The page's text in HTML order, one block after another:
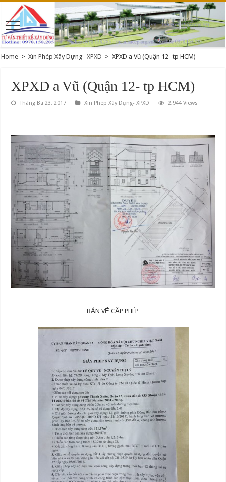
Home > Xin Phép Xây Dựng- XPXD > XPXD a Vũ (Quận 12- tp HCM)
XPXD a Vũ (Quận 12- tp HCM)
Tháng Ba 23, 2017 Xin Phép Xây Dựng- XPXD 2,944 Views
BẢN VẼ CẤP PHÉP